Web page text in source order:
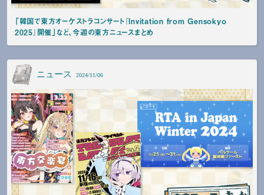
「韓国で東方オーケストラコンサート『Invitation from Gensokyo
2025』開催」など、今週の東方ニュースまとめ
ニュース 2024/11/06